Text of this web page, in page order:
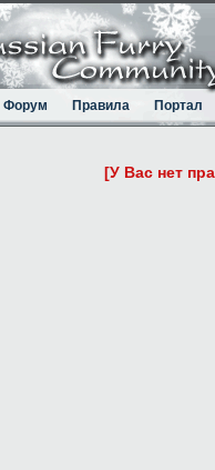
Форум Правила Портал
[У Вас нет